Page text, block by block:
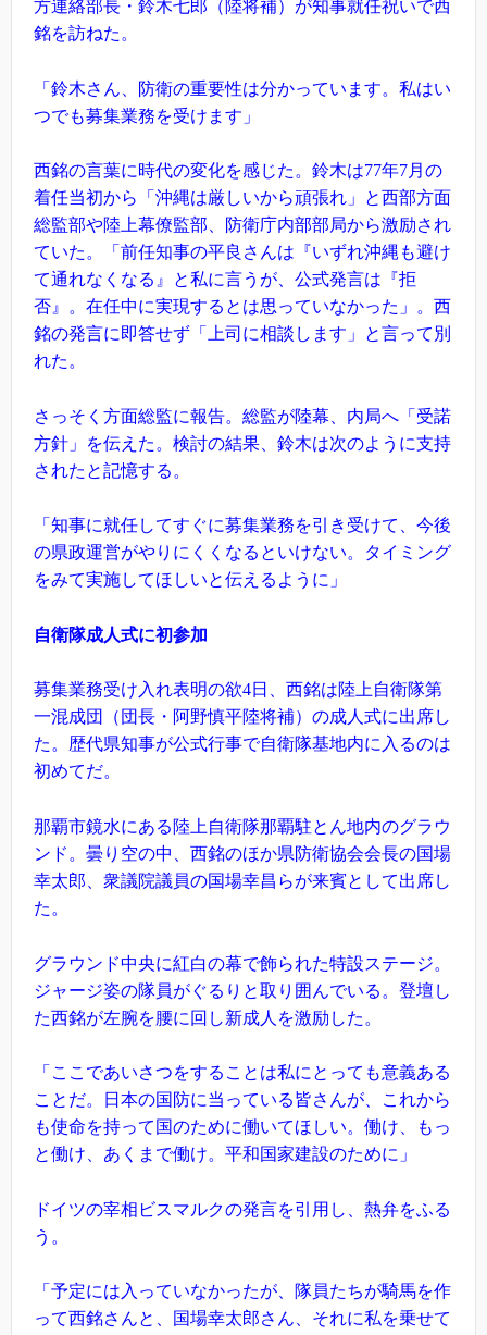
方連絡部長・鈴木七郎（陸将補）が知事就任祝いで西
銘を訪ねた。
「鈴木さん、防衛の重要性は分かっています。私はい
つでも募集業務を受けます」
西銘の言葉に時代の変化を感じた。鈴木は77年7月の
着任当初から「沖縄は厳しいから頑張れ」と西部方面
総監部や陸上幕僚監部、防衛庁内部部局から激励され
ていた。「前任知事の平良さんは『いずれ沖縄も避け
て通れなくなる』と私に言うが、公式発言は『拒
否』。在任中に実現するとは思っていなかった」。西
銘の発言に即答せず「上司に相談します」と言って別
れた。
さっそく方面総監に報告。総監が陸幕、内局へ「受諾
方針」を伝えた。検討の結果、鈴木は次のように支持
されたと記憶する。
「知事に就任してすぐに募集業務を引き受けて、今後
の県政運営がやりにくくなるといけない。タイミング
をみて実施してほしいと伝えるように」
自衛隊成人式に初参加
募集業務受け入れ表明の欲4日、西銘は陸上自衛隊第
一混成団（団長・阿野慎平陸将補）の成人式に出席し
た。歴代県知事が公式行事で自衛隊基地内に入るのは
初めてだ。
那覇市鏡水にある陸上自衛隊那覇駐とん地内のグラウ
ンド。曇り空の中、西銘のほか県防衛協会会長の国場
幸太郎、衆議院議員の国場幸昌らが来賓として出席し
た。
グラウンド中央に紅白の幕で飾られた特設ステージ。
ジャージ姿の隊員がぐるりと取り囲んでいる。登壇し
た西銘が左腕を腰に回し新成人を激励した。
「ここであいさつをすることは私にとっても意義ある
ことだ。日本の国防に当っている皆さんが、これから
も使命を持って国のために働いてほしい。働け、もっ
と働け、あくまで働け。平和国家建設のために」
ドイツの宰相ビスマルクの発言を引用し、熱弁をふる
う。
「予定には入っていなかったが、隊員たちが騎馬を作
って西銘さんと、国場幸太郎さん、それに私を乗せて